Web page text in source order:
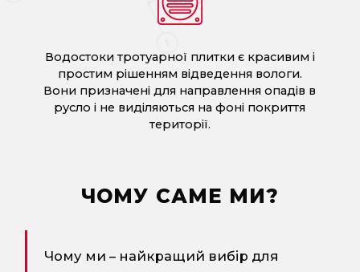
Водостоки тротуарної плитки є красивим і
простим рішенням відведення вологи.
Вони призначені для направлення опадів в
русло і не виділяються на фоні покриття
території.
ЧОМУ САМЕ МИ?
Чому ми – найкращий вибір для